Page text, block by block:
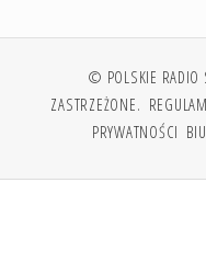
© POLSKIE RADIO
ZASTRZEŻONE.
PRYWATNOŚCI